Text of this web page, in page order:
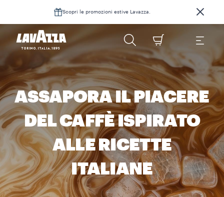
Scopri le promozioni estive Lavazza.
ASSAPORA IL PIACERE
DEL CAFFÈ ISPIRATO
ALLE RICETTE
ITALIANE